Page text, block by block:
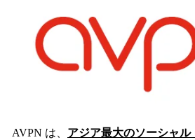
AVPN は、 アジア最大のソーシャル